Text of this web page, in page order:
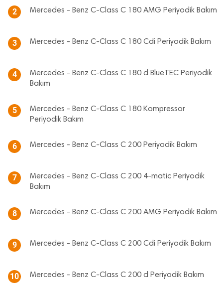
2 Mercedes - Benz C-Class C 180 AMG Periyodik Bakım
3 Mercedes - Benz C-Class C 180 Cdi Periyodik Bakım
4
Mercedes - Benz C-Class C 180 d BlueTEC Periyodik
Bakım
5
Mercedes - Benz C-Class C 180 Kompressor
Periyodik Bakım
6 Mercedes - Benz C-Class C 200 Periyodik Bakım
7
Mercedes - Benz C-Class C 200 4-matic Periyodik
Bakım
8 Mercedes - Benz C-Class C 200 AMG Periyodik Bakım
9 Mercedes - Benz C-Class C 200 Cdi Periyodik Bakım
10 Mercedes - Benz C-Class C 200 d Periyodik Bakım